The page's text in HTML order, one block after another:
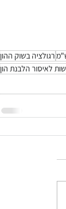
רגולציה בשוק ההון
לאיסור הלבנת הון